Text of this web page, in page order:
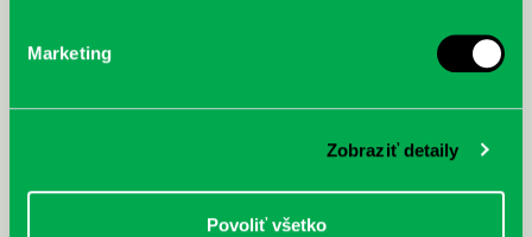
Marketing
Zobraziť detaily
Povoliť všetko